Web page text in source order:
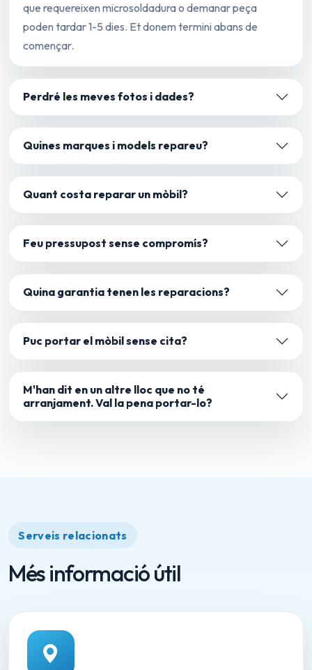
que requereixen microsoldadura o demanar peça
poden tardar 1-5 dies. Et donem termini abans de
començar.
Perdré les meves fotos i dades?
Quines marques i models repareu?
Quant costa reparar un mòbil?
Feu pressupost sense compromís?
Quina garantia tenen les reparacions?
Puc portar el mòbil sense cita?
M'han dit en un altre lloc que no té
arranjament. Val la pena portar-lo?
Serveis relacionats
Més informació útil